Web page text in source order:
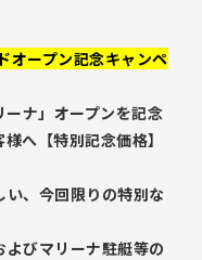
オープン記念キャンペ
ナ」オープンを記念
へ【特別記念価格】
、今回限りの特別な
びマリーナ駐艇等の